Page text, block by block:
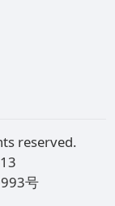
reserved.
号